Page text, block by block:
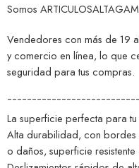
Somos
Vendedores con más de 19
y comercio en línea, lo que
seguridad para tus compras.
La superficie perfecta para
Alta durabilidad, con
o daños, superficie